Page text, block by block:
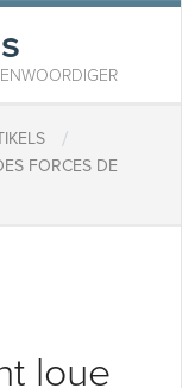
/
FORCES DE
loue